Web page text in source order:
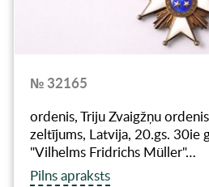
№ 32165
ordenis, Triju Zvaigžņu
zeltījums, Latvija, 20.gs. 30ie
"Vilhelms Fridrichs Müller"…
Pilns apraksts